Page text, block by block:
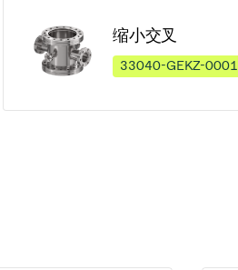
缩小交叉
33040-GEKZ-0001